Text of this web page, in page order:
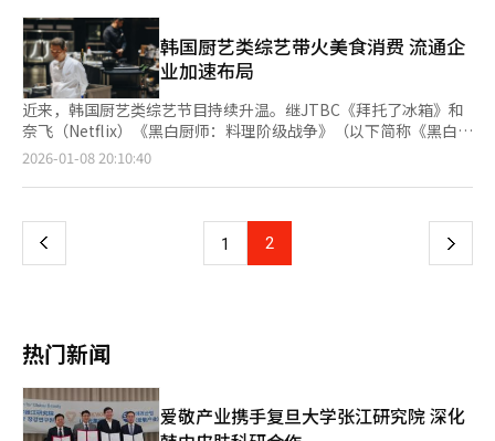
其更容易融入美国家庭的日常饮食。此外，搭配蛋黄酱、凉拌沙拉
等美式改良吃法，进一步拓宽了消费人群。 酱腌鸡蛋的流行，也
将韩国传统发酵调味料“酱油”带入了海外消费者的视野。过去，
韩式辣椒酱借助辣炒年糕、韩式拌饭等菜品，成为颇具代表性的韩
餐调味料，而酱油则多作为隐形调味料点缀菜肴。如今，在酱腌鸡
蛋的风潮带动下，酱油作为核心调味料，逐渐被海外市场所重新认
识，显示出韩式调味料与传统酱类在海外市场具备进一步拓展的潜
力。 韩国美食的全球热潮与食品出口规模的持续扩大相互呼应。
元）、方便面（2.5亿美元）、大米加工食品（1.5亿美元）、酱料
类（9000万美元）和饮料（9000万美元）成为增长主力，尤其是
酱料类产品，在韩餐文化传播的带动下保持稳定增长。欧洲市场同
升。 家指出，韩国美食出口的扩大离不开持续升温的韩国文化热
潮。从K-Pop、韩剧、电影到料理综艺，韩国饮食文化通过全球平
台不断展现在国际观众面前。例如，奈飞料理综艺《黑白大厨：料
理阶级大战》第一、二季上线后，持续位居全球非英语综艺收视榜
首，再度提升了国际社会对韩国料理的关注。 韩国文化体育观光
到900万次，在非英语节目中居首。OTT平台持续推出高质量剧
集，证明完整叙事与沉浸式观看仍保持稳固市场。这也意味着，短
剧的崛起并非取代长视频，而是与之并行发展的全新赛道。此外，
短剧为新人导演、编剧以及尚未获得主流资源的演员提供了更多机
会。 笔者认为，长远来看，视频内容的价值并不取决于篇幅长
短，而在于质量与情感渗透力。无论是短剧还是长篇剧集，唯有在
叙事、表演与情绪表达上打动观众、引发共鸣，才能沉淀为反复观
看与讨论的经典佳作。 总而言之，韩国OTT系列作品的持续深化
与短剧的高速扩张，并非对立关系，而是共同推动影视内容发展的
内容产业与移动用户的重要桥梁。不过，用户在享受短剧带来的高
密度叙事与即时满足感的同时，也需警惕“无限续集”带来的生活
节奏紊乱。
利维亚、韩国等15个国家（地区）登顶排行榜，在全球60个国家
（地区）进入排行榜前10位。 本月16日在奈飞上线的《爱情怎么
翻译》讲述多语种翻译周浩镇（金宣虎饰）在担任全球顶级明星车
茂熙（高胤祯饰）的翻译时展开意外恋情的故事。 此外，在奈飞
非英语节目中，奈飞原创综艺《单身地狱》第5季排名第2位，金惠
渊和朴所罗门主演的《今天开始是人类》排名第5位，朴信惠和高
庚杓主演的《卧底洪小姐》排名第6位。
韩国厨艺类综艺带火美食消费 流通企
业加速布局
近来，韩国厨艺类综艺节目持续升温。继JTBC《拜托了冰箱》和
奈飞（Netflix）《黑白厨师：料理阶级战争》（以下简称《黑白厨
师》）第二季热播之后，MBN于7日宣布，预计于下月推出韩国烘
海外的烘焙师与甜点大师展开竞技，食品及流通业界普遍认为，这
天下》的评审阵容包括曾出演《黑白厨师》第一季的主厨权成俊
（音），以及知名饮食研究所代表卢熙英（音），使节目尚未开播
具备潜力的甜点师及品牌展开合作。 与此同时，新颖独特的烘焙
和甜点创意也有望引领新的潮流。不过业内人士指出，考虑到可能
出现的抄袭争议，相关企业未来更倾向于通过正式合作进行品牌营
销，而非直接照搬食谱。 此前，《黑白厨师》中主厨权成俊制作
的提拉米苏在节目播出后实现商品化，由便利店品牌CU推出两款
2026-01-08 20:10:40
上
页
1 2 下
热门新闻
爱敬产业携手复旦大学张江研究院 深化